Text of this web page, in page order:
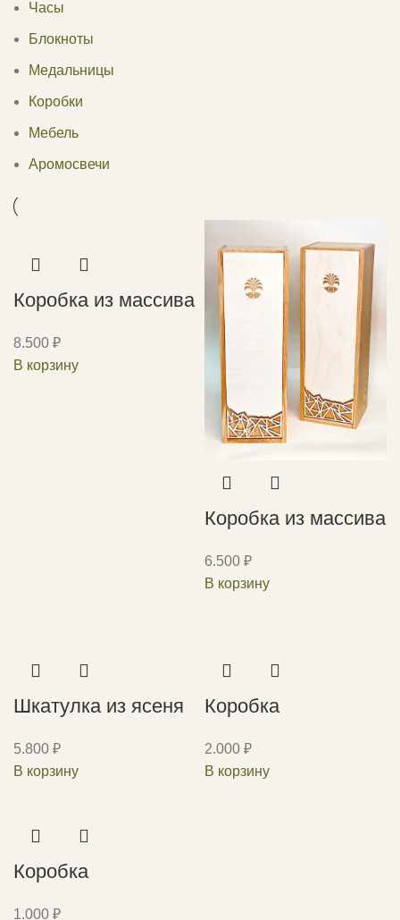
Часы
Блокноты
Медальницы
Коробки
Мебель
Аромосвечи
Коробка из массива
8.500 ₽
В корзину
Коробка из массива
6.500 ₽
В корзину
Шкатулка из ясеня
5.800 ₽
В корзину
Коробка
2.000 ₽
В корзину
Коробка
1.000 ₽